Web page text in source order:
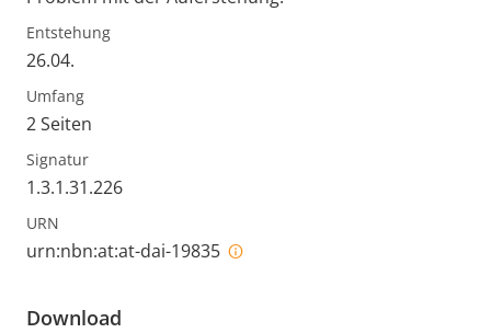
Entstehung
26.04.
Umfang
2 Seiten
Signatur
1.3.1.31.226
URN
urn:nbn:at:at-dai-19835
Download